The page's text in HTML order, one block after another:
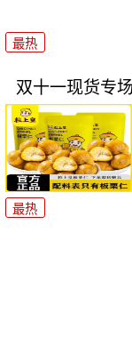
最热
双十一现货专
最热